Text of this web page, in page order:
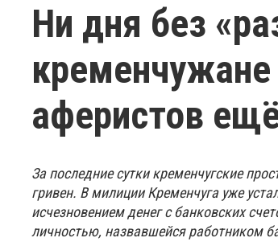
Ни дня без
кременчужане
аферистов
За последние сутки кременчугские
гривен. В милиции Кременчуга уже
исчезновением денег с банковских
личностью, назвавшейся работником